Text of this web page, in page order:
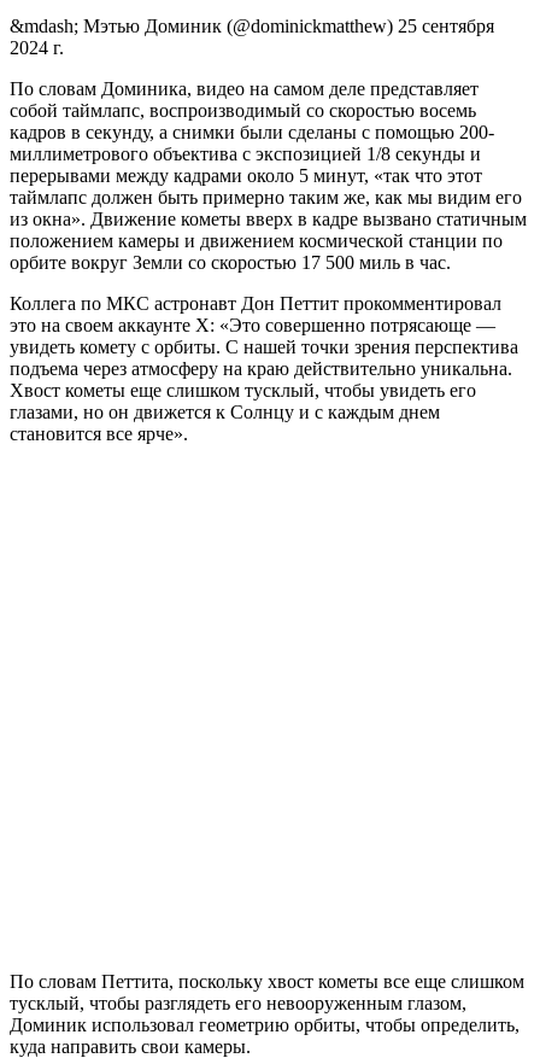
&mdash; Мэтью Доминик (@dominickmatthew) 25 сентября
2024 г.
По словам Доминика, видео на самом деле представляет
собой таймлапс, воспроизводимый со скоростью восемь
кадров в секунду, а снимки были сделаны с помощью 200-
миллиметрового объектива с экспозицией 1/8 секунды и
перерывами между кадрами около 5 минут, «так что этот
таймлапс должен быть примерно таким же, как мы видим его
из окна». Движение кометы вверх в кадре вызвано статичным
положением камеры и движением космической станции по
орбите вокруг Земли со скоростью 17 500 миль в час.
Коллега по МКС астронавт Дон Петтит прокомментировал
это на своем аккаунте X: «Это совершенно потрясающе —
увидеть комету с орбиты. С нашей точки зрения перспектива
подъема через атмосферу на краю действительно уникальна.
Хвост кометы еще слишком тусклый, чтобы увидеть его
глазами, но он движется к Солнцу и с каждым днем
становится все ярче».
По словам Петтита, поскольку хвост кометы все еще слишком
тусклый, чтобы разглядеть его невооруженным глазом,
Доминик использовал геометрию орбиты, чтобы определить,
куда направить свои камеры.